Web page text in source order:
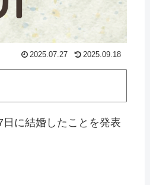
2025.07.27 2025.09.18
に結婚したことを発表